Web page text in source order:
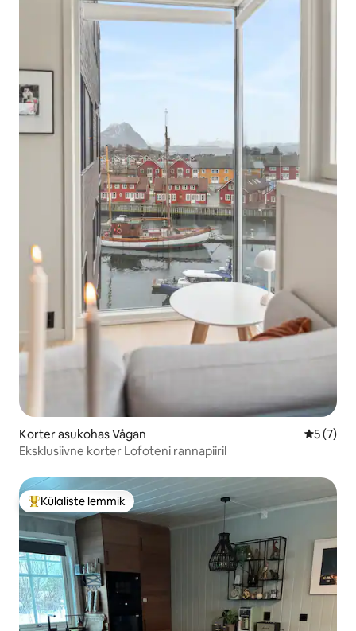
Korter asukohas Vågan
5 (7)
Eksklusiivne korter Lofoteni rannapiiril
Külaliste suur lemmik
Külaliste lemmik